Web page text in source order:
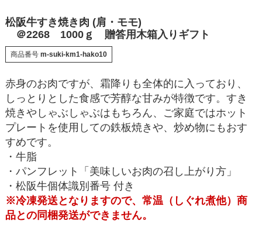
松阪牛すき焼き肉 (肩・モモ)
＠2268 1000ｇ 贈答用木箱入りギフト
商品番号 m-suki-km1-hako10
赤身のお肉ですが、霜降りも全体的に入っており、
しっとりとした食感で芳醇な甘みが特徴です。すき
焼きやしゃぶしゃぶはもちろん、ご家庭ではホット
プレートを使用しての鉄板焼きや、炒め物にもおす
すめです。
・牛脂
・パンフレット「美味しいお肉の召し上がり方」
・松阪牛個体識別番号 付き
※冷凍発送となりますので、常温（しぐれ煮他）商
品との同梱発送ができません。